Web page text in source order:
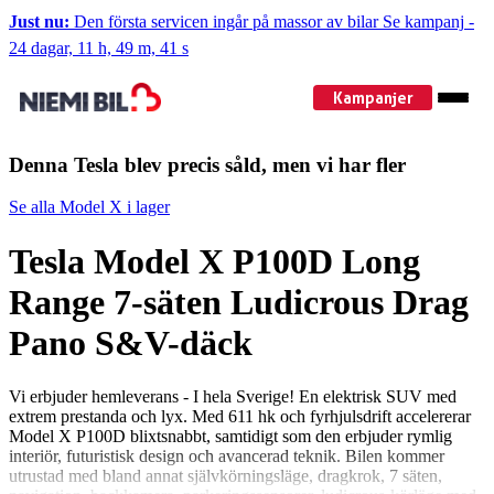
Just nu: Den första servicen ingår på massor av bilar Se kampanj -
24 dagar, 11 h, 49 m, 41 s
Kampanjer
Denna Tesla blev precis såld, men vi har fler
Se alla Model X i lager
Tesla Model X P100D Long
Range 7-säten Ludicrous Drag
Pano S&V-däck
Vi erbjuder hemleverans - I hela Sverige! En elektrisk SUV med
extrem prestanda och lyx. Med 611 hk och fyrhjulsdrift accelererar
Model X P100D blixtsnabbt, samtidigt som den erbjuder rymlig
interiör, futuristisk design och avancerad teknik. Bilen kommer
utrustad med bland annat självkörningsläge, dragkrok, 7 säten,